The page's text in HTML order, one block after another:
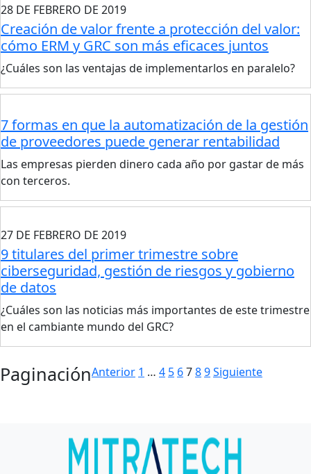
28 DE FEBRERO DE 2019
Creación de valor frente a protección del valor:
cómo ERM y GRC son más eficaces juntos
¿Cuáles son las ventajas de implementarlos en paralelo?
7 formas en que la automatización de la gestión
de proveedores puede generar rentabilidad
Las empresas pierden dinero cada año por gastar de más
con terceros.
27 DE FEBRERO DE 2019
9 titulares del primer trimestre sobre
ciberseguridad, gestión de riesgos y gobierno
de datos
¿Cuáles son las noticias más importantes de este trimestre
en el cambiante mundo del GRC?
PaginaciónAnterior 1 … 4 5 6789Siguiente